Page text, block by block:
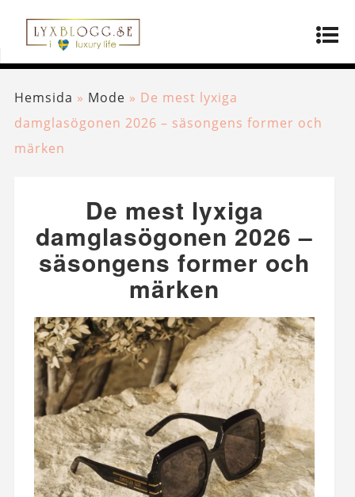
Hemsida » Mode » De mest lyxiga
damglasögonen 2026 – säsongens former och
märken
De mest lyxiga
damglasögonen 2026 –
säsongens former och
märken